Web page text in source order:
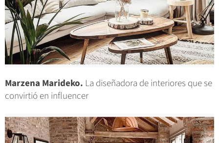
Marzena Marideko. La diseñadora de interiores que se
convirtió en influencer